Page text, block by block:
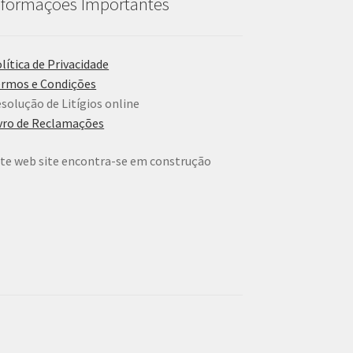
de Privacidade
e Condições
de Litígios online
de Reclamações
web site encontra-se em construção